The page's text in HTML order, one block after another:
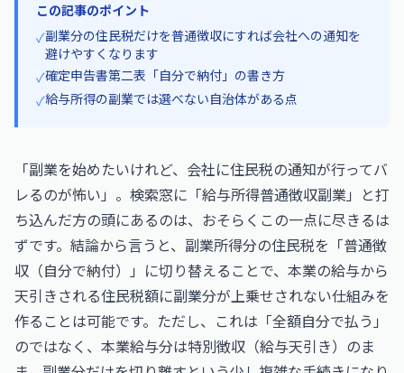
この記事のポイント
✓副業分の住民税だけを普通徴収にすれば会社への通知を
避けやすくなります
✓確定申告書第二表「自分で納付」の書き方
✓給与所得の副業では選べない自治体がある点
「副業を始めたいけれど、会社に住民税の通知が行ってバ
レるのが怖い」。検索窓に「給与所得普通徴収副業」と打
ち込んだ方の頭にあるのは、おそらくこの一点に尽きるは
ずです。結論から言うと、副業所得分の住民税を「普通徴
収（自分で納付）」に切り替えることで、本業の給与から
天引きされる住民税額に副業分が上乗せされない仕組みを
作ることは可能です。ただし、これは「全額自分で払う」
のではなく、本業給与分は特別徴収（給与天引き）のま